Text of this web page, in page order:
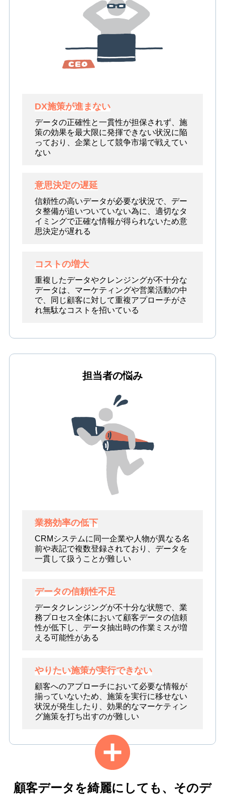
DX施策が進まない
データの正確性と一貫性が担保されず、施
策の効果を最大限に発揮できない状況に陥
っており、企業として競争市場で戦えてい
ない
意思決定の遅延
信頼性の高いデータが必要な状況で、デー
タ整備が追いついていない為に、適切なタ
イミングで正確な情報が得られないため意
思決定が遅れる
コストの増大
重複したデータやクレンジングが不十分な
データは、マーケティングや営業活動の中
で、同じ顧客に対して重複アプローチがさ
れ無駄なコストを招いている
担当者の悩み
業務効率の低下
CRMシステムに同一企業や人物が異なる名
前や表記で複数登録されており、データを
一貫して扱うことが難しい
データの信頼性不足
データクレンジングが不十分な状態で、業
務プロセス全体において顧客データの信頼
性が低下し、データ抽出時の作業ミスが増
える可能性がある
やりたい施策が実行できない
顧客へのアプローチにおいて必要な情報が
揃っていないため、施策を実行に移せない
状況が発生したり、効果的なマーケティン
グ施策を打ち出すのが難しい
顧客データを綺麗にしても、そのデ